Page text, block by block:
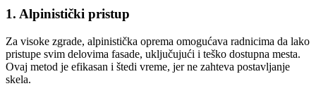
1. Alpinistički pristup
Za visoke zgrade, alpinistička oprema omogućava radnicima da lako
pristupe svim delovima fasade, uključujući i teško dostupna mesta.
Ovaj metod je efikasan i štedi vreme, jer ne zahteva postavljanje
skela.